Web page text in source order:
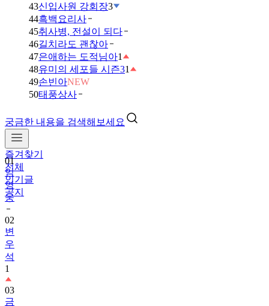
43신입사원 강회장3
44흑백요리사
45취사병, 전설이 되다
46길치라도 괜찮아
47은애하는 도적님아1
48유미의 세포들 시즌31
49손빈아NEW
50태풍상사
궁금한 내용을 검색해보세요
즐겨찾기
전체
인기글
공지
01
임
영
웅
02
변
우
석
1
03
금